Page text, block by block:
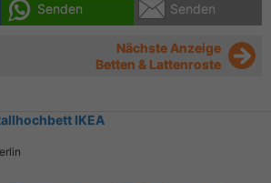
Senden Senden
Nächste Anzeige
Betten & Lattenroste
IKEA